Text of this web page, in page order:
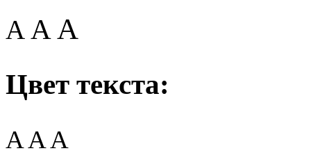
A AA
Цвет текста:
AAA